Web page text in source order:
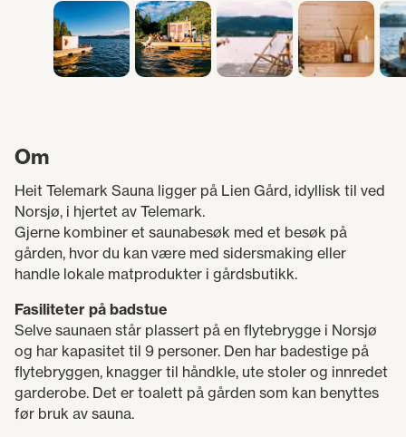
Om
Heit Telemark Sauna ligger på Lien Gård, idyllisk til ved
Norsjø, i hjertet av Telemark.
Gjerne kombiner et saunabesøk med et besøk på
gården, hvor du kan være med sidersmaking eller
handle lokale matprodukter i gårdsbutikk.
Fasiliteter på badstue
Selve saunaen står plassert på en flytebrygge i Norsjø
og har kapasitet til 9 personer. Den har badestige på
flytebryggen, knagger til håndkle, ute stoler og innredet
garderobe. Det er toalett på gården som kan benyttes
før bruk av sauna.